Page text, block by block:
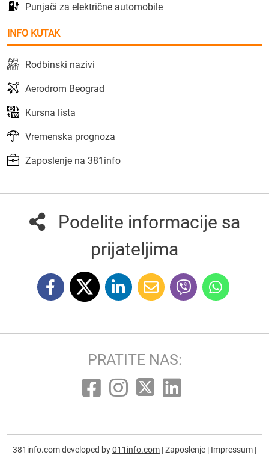
Punjači za električne automobile
INFO KUTAK
Rodbinski nazivi
Aerodrom Beograd
Kursna lista
Vremenska prognoza
Zaposlenje na 381info
Podelite informacije sa
prijateljima
PRATITE NAS:
381info.com developed by011info.com |Zaposlenje | Impressum |